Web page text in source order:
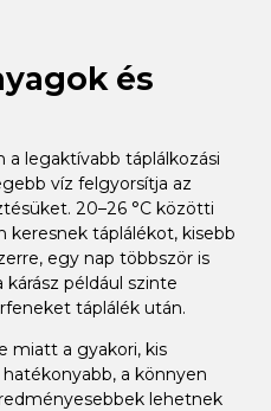
és
a legaktívabb táplálkozási
víz felgyorsítja az
20–26 °C közötti
keresnek táplálékot, kisebb
egy nap többször is
például szinte
táplálék után.
miatt a gyakori, kis
a könnyen
lehetnek